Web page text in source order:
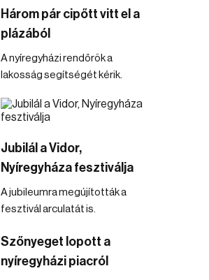
Három pár cipőtt vitt el a
plázából
A nyíregyházi rendőrök a
lakosság segítségét kérik.
Jubilál a Vidor,
Nyíregyháza fesztiválja
A jubileumra megújították a
fesztivál arculatát is.
Szőnyeget lopott a
nyíregyházi piacról